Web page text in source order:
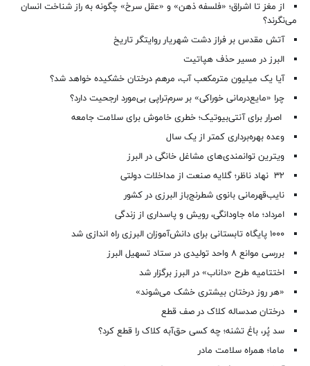
از مغز تا اشراق؛ «فلسفه ذهن» و «عقل سرخ» چگونه به راز شناخت انسان
می‌نگرند؟
آتش مقدس بر فراز دشت شهریار روایتگر تاریخ
البرز در مسیر حذف هپاتیت
آیا یک میلیون مترمکعب آب، مرهم درختان خشکیده خواهد شد؟
چرا «مایع‌درمانی خوراکی» بر سرم‌تراپی بی‌مورد ارجحیت دارد؟
اصرار برای آنتی‌بیوتیک؛ خطری خاموش برای سلامت جامعه
وعده بهره‌برداری کمتر از یک سال
ویترین توانمندی‌های مشاغل خانگی در البرز
۳۲ نهاد ناظر؛ گلایه صنعت از مداخلات دولتی
نایب‌قهرمانی بانوی شطرنج‌باز البرزی در کشور
امرداد؛ ماه جاودانگی، رویش و پاسداری از زندگی
۱۰۰۰ پایگاه تابستانی برای دانش‌آموزان البرزی راه اندازی شد
بررسی موانع ۸ واحد تولیدی در ستاد تسهیل البرز
اختتامیه طرح «داناب» در البرز برگزار شد
«هر روز درختان بیشتری خشک می‌شوند»
درختان صدساله کلاک در صف قطع
سد پُر، باغ تشنه؛ چه کسی حق‌آبه کلاک را قطع کرد؟
ماما؛ همراه سلامت مادر